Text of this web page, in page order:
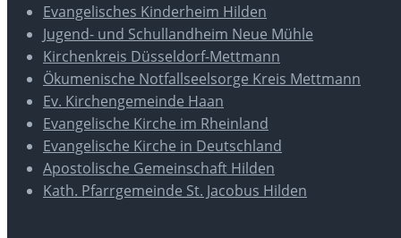
Evangelisches Kinderheim Hilden
Jugend- und Schullandheim Neue Mühle
Kirchenkreis Düsseldorf-Mettmann
Ökumenische Notfallseelsorge Kreis Mettmann
Ev. Kirchengemeinde Haan
Evangelische Kirche im Rheinland
Evangelische Kirche in Deutschland
Apostolische Gemeinschaft Hilden
Kath. Pfarrgemeinde St. Jacobus Hilden